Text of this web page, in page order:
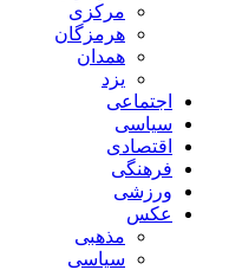
مرکزی
هرمزگان
همدان
یزد
اجتماعی
سیاسی
اقتصادی
فرهنگی
ورزشی
عکس
مذهبی
سیاسی